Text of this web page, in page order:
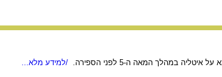
במהלך המאה ה-5 לפני הספירה. /למידע מלא...